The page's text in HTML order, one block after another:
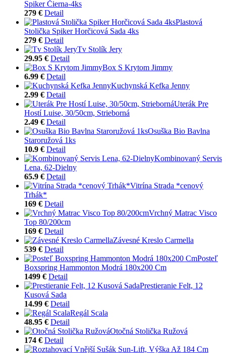
Spiker Čierna-4ks
279 € Detail
Plastová
Stolička Spiker Horčicová Sada 4ks
279 € Detail
Tv Stolík Jery
29.95 € Detail
Box S Krytom Jimmy
6.99 € Detail
Kuchynská Kefka Jenny
2.99 € Detail
Uterák Pre
Hostí Luise, 30/50cm, Strieborná
2.49 € Detail
Osuška Bio Bavlna
Staroružová 1ks
10.9 € Detail
Kombinovaný Servis
Lena, 62-Dielny
65.9 € Detail
Vitrína Strada *cenový
Trhák*
169 € Detail
Vrchný Matrac Visco
Top 80/200cm
169 € Detail
Závesné Kreslo Carmella
539 € Detail
Posteľ
Boxspring Hammonton Modrá 180x200 Cm
1499 € Detail
Prestieranie Felt, 12
Kusová Sada
14.99 € Detail
Regál Scala
48.95 € Detail
Otočná Stolička Ružová
174 € Detail